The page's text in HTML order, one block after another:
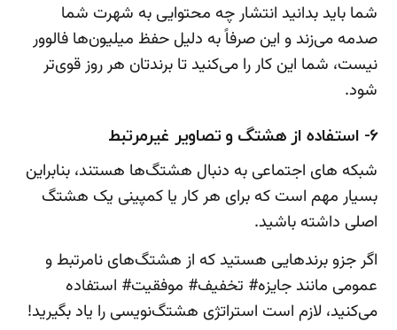
شما باید بدانید انتشار چه محتوایی به شهرت شما
صدمه می‌زند و این صرفاً به دلیل حفظ میلیون‌ها فالوور
نیست، شما این کار را می‌کنید تا برندتان هر روز قوی‌تر
شود.
6- استفاده از هشتگ‌ و تصاویر غیرمرتبط
شبکه های اجتماعی به دنبال هشتگ‌ها هستند، بنابراین
بسیار مهم است که برای هر کار یا کمپینی یک هشتگ
اصلی داشته باشید.
اگر جزو برندهایی هستید که از هشتگ‌های نامرتبط و
عمومی مانند جایزه# تخفیف# موفقیت# استفاده
می‌کنید، لازم است استراتژی هشتگ‌نویسی را یاد بگیرید!